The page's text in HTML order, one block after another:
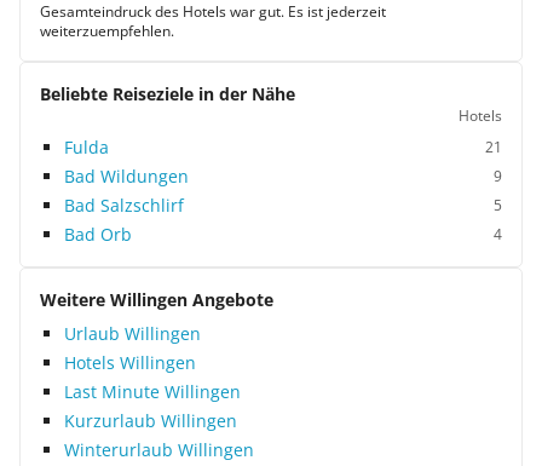
Gesamteindruck des Hotels war gut. Es ist jederzeit
weiterzuempfehlen.
Beliebte Reiseziele in der Nähe
Hotels
Fulda 21
Bad Wildungen 9
Bad Salzschlirf 5
Bad Orb 4
Weitere Willingen Angebote
Urlaub Willingen
Hotels Willingen
Last Minute Willingen
Kurzurlaub Willingen
Winterurlaub Willingen